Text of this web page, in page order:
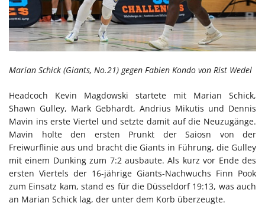
Marian Schick (Giants, No.21) gegen Fabien Kondo von Rist Wedel
Headcoch Kevin Magdowski startete mit Marian Schick,
Shawn Gulley, Mark Gebhardt, Andrius Mikutis und Dennis
Mavin ins erste Viertel und setzte damit auf die Neuzugänge.
Mavin holte den ersten Prunkt der Saiosn von der
Freiwurflinie aus und bracht die Giants in Führung, die Gulley
mit einem Dunking zum 7:2 ausbaute. Als kurz vor Ende des
ersten Viertels der 16-jährige Giants-Nachwuchs Finn Pook
zum Einsatz kam, stand es für die Düsseldorf 19:13, was auch
an Marian Schick lag, der unter dem Korb überzeugte.